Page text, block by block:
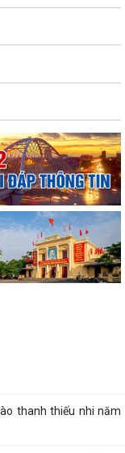
định kỳ, khám sàng
sách xã hội phường
TRỰC TUYẾN TẠI
thanh thiếu nhi năm